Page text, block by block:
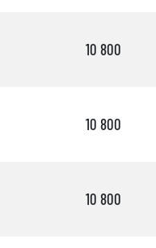
10 800
10 800
10 800